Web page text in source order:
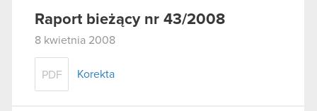
Raport bieżący nr 43/2008
8 kwietnia 2008
PDF Korekta